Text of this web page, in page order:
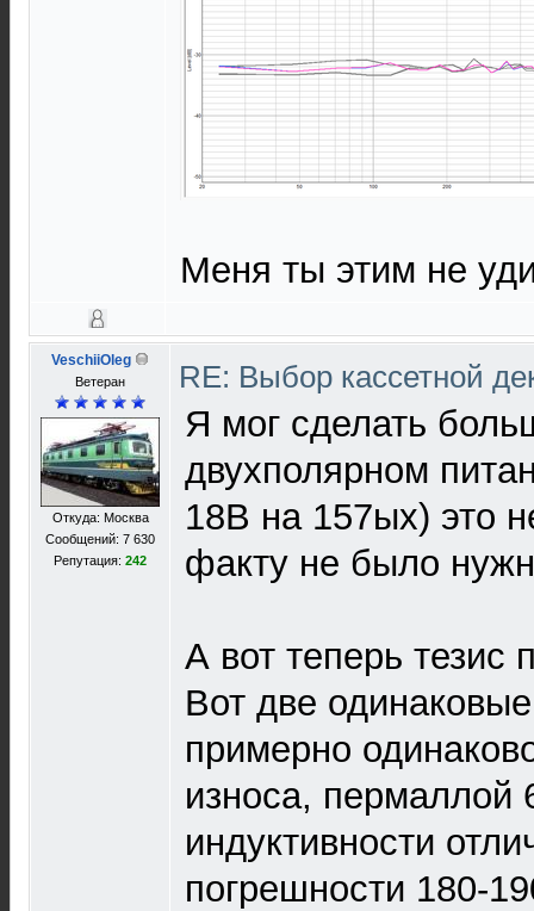
Меня ты этим не
VeschiiOleg
Ветеран
Откуда: Москва
Сообщений: 7 630
Репутация: 242
RE: Выбор кассетной
Я мог сделать
двухполярном
18В на 157ых) это
факту не было
А вот теперь
Вот две
примерно
износа, пермаллой
индуктивности
погрешности 180-